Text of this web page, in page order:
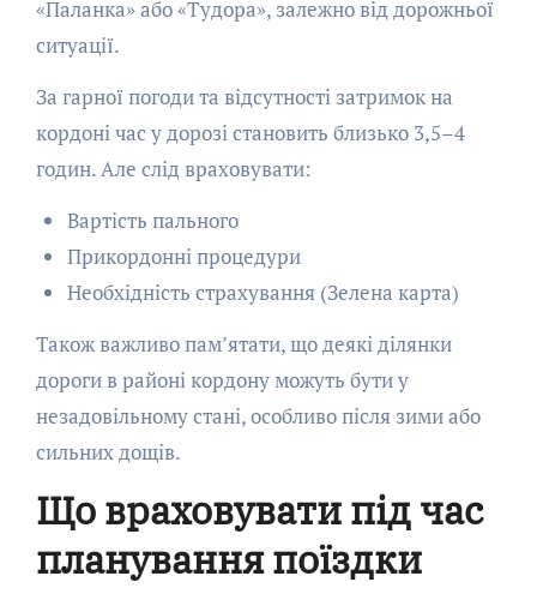
«Паланка» або «Тудора», залежно від дорожньої
ситуації.
За гарної погоди та відсутності затримок на
кордоні час у дорозі становить близько 3,5–4
годин. Але слід враховувати:
Вартість пального
Прикордонні процедури
Необхідність страхування (Зелена карта)
Також важливо пам’ятати, що деякі ділянки
дороги в районі кордону можуть бути у
незадовільному стані, особливо після зими або
сильних дощів.
Що враховувати під час
планування поїздки